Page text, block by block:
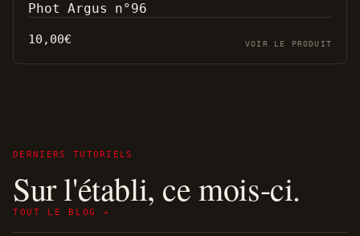
Phot Argus n°96
10,00€ VOIR LE PRODUIT
DERNIERS TUTORIELS
Sur l'établi, ce mois-ci.
TOUT LE BLOG →